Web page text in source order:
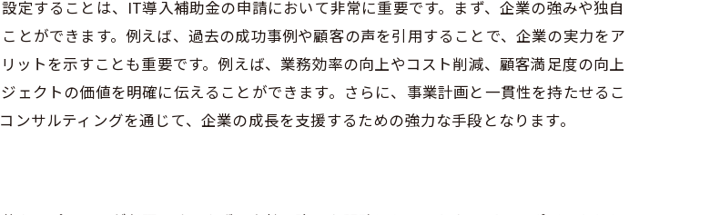
定することは、IT導入補助金の申請において非常に重要です。まず、企業の強みや独自
とができます。例えば、過去の成功事例や顧客の声を引用することで、企業の実力をア
ットを示すことも重要です。例えば、業務効率の向上やコスト削減、顧客満足度の向上
ェクトの価値を明確に伝えることができます。さらに、事業計画と一貫性を持たせるこ
サルティングを通じて、企業の成長を支援するための強力な手段となります。